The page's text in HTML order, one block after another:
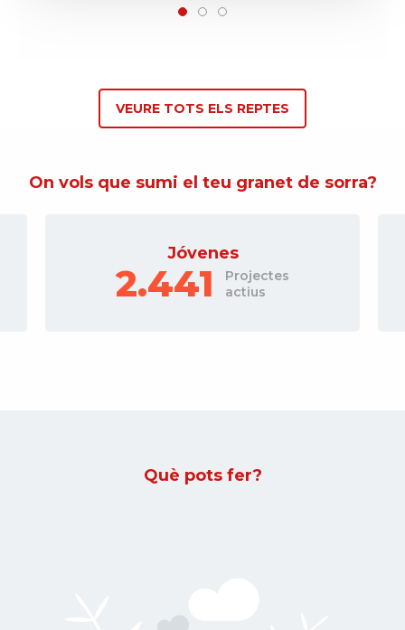
VEURE TOTS ELS REPTES
On vols que sumi el teu granet de sorra?
Gente mayor
380
Projectes
actius
Què pots fer?